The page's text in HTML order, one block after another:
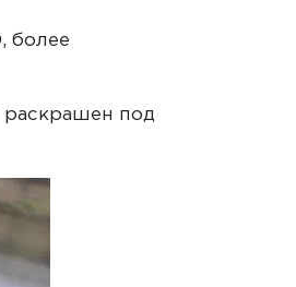
более
раскрашен под